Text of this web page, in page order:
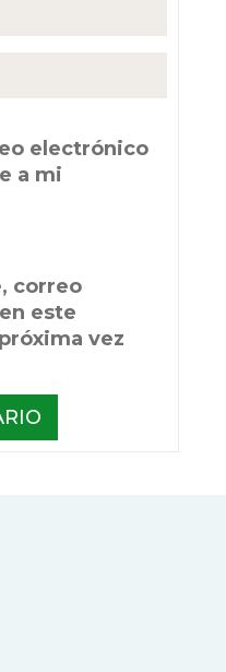
electrónico
a mi
correo
este
vez